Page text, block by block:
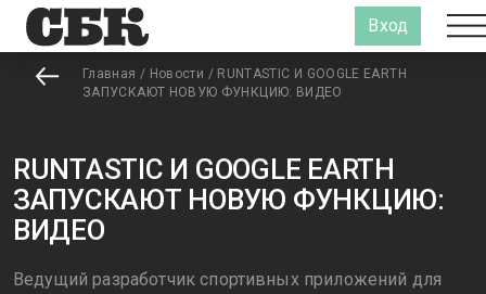
Вход
Главная / Новости / RUNTASTIC И GOOGLE EARTH
ЗАПУСКАЮТ НОВУЮ ФУНКЦИЮ: ВИДЕО
RUNTASTIC И GOOGLE EARTH
ЗАПУСКАЮТ НОВУЮ ФУНКЦИЮ:
ВИДЕО
Ведущий разработчик спортивных приложений для